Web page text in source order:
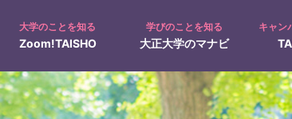
大学のことを知る
Zoom!TAISHO
学びのことを知る
大正大学のマナビ
キャン